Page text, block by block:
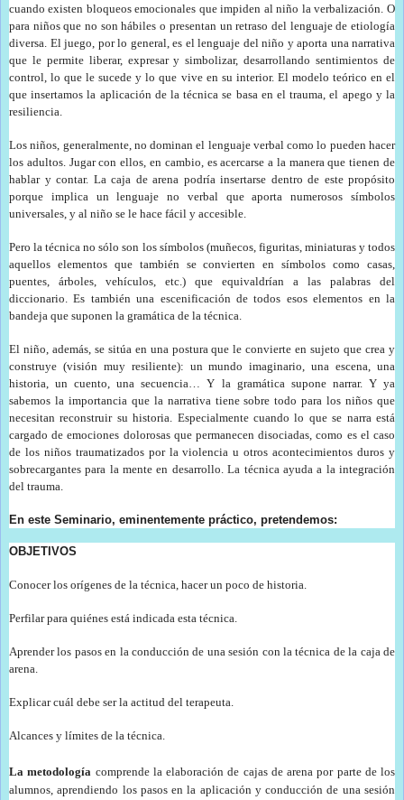
cuando existen bloqueos emocionales que impiden al niño la verbalización. O
para niños que no son hábiles o presentan un retraso del lenguaje de etiología
diversa. El juego, por lo general, es el lenguaje del niño y aporta una narrativa
que le permite liberar, expresar y simbolizar, desarrollando sentimientos de
control, lo que le sucede y lo que vive en su interior. El modelo teórico en el
que insertamos la aplicación de la técnica se basa en el trauma, el apego y la
resiliencia.
Los niños, generalmente, no dominan el lenguaje verbal como lo pueden hacer
los adultos. Jugar con ellos, en cambio, es acercarse a la manera que tienen de
hablar y contar. La caja de arena podría insertarse dentro de este propósito
porque implica un lenguaje no verbal que aporta numerosos símbolos
universales, y al niño se le hace fácil y accesible.
Pero la técnica no sólo son los símbolos (muñecos, figuritas, miniaturas y todos
aquellos elementos que también se convierten en símbolos como casas,
puentes, árboles, vehículos, etc.) que equivaldrían a las palabras del
diccionario. Es también una escenificación de todos esos elementos en la
bandeja que suponen la gramática de la técnica.
El niño, además, se sitúa en una postura que le convierte en sujeto que crea y
construye (visión muy resiliente): un mundo imaginario, una escena, una
historia, un cuento, una secuencia… Y la gramática supone narrar. Y ya
sabemos la importancia que la narrativa tiene sobre todo para los niños que
necesitan reconstruir su historia. Especialmente cuando lo que se narra está
cargado de emociones dolorosas que permanecen disociadas, como es el caso
de los niños traumatizados por la violencia u otros acontecimientos duros y
sobrecargantes para la mente en desarrollo. La técnica ayuda a la integración
del trauma.
En este Seminario, eminentemente práctico, pretendemos:
OBJETIVOS
Conocer los orígenes de la técnica, hacer un poco de historia.
Perfilar para quiénes está indicada esta técnica.
Aprender los pasos en la conducción de una sesión con la técnica de la caja de
arena.
Explicar cuál debe ser la actitud del terapeuta.
Alcances y límites de la técnica.
La metodología comprende la elaboración de cajas de arena por parte de los
alumnos, aprendiendo los pasos en la aplicación y conducción de una sesión